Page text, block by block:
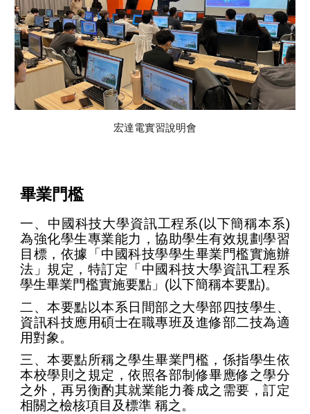
宏達電實習說明會
畢業門檻
一、 中國科技大學資訊工程系(以下簡稱本系)
為強化學生專業能力，協助學生有效規劃學習
目標，依據「中國科技學學生畢業門檻實施辦
法」規定，特訂定「中國科技大學資訊工程系
學生畢業門檻實施要點」(以下簡稱本要點)。
二、本要點以本系日間部之大學部四技學生、
資訊科技應用碩士在職專班及進修部二技為適
用對象。
三、本要點所稱之學生畢業門檻，係指學生依
本校學則之規定，依照各部制修畢應修之學分
之外，再另衡酌其就業能力養成之需要，訂定
相關之檢核項目及標準 稱之。